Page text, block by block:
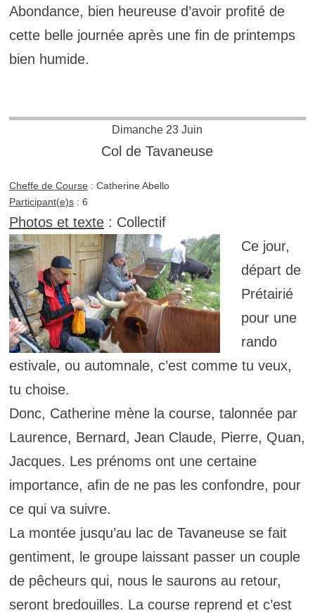
Abondance, bien heureuse d’avoir profité de
cette belle journée après une fin de printemps
bien humide.
Dimanche 23 Juin
Col de Tavaneuse
Cheffe de Course : Catherine Abello
Participant(e)s: 6
Photos et texte: Collectif
Ce jour,
départ de
Prétairié
pour une
rando
estivale, ou automnale, c’est comme tu veux,
tu choise.
Donc, Catherine mène la course, talonnée par
Laurence, Bernard, Jean Claude, Pierre, Quan,
Jacques. Les prénoms ont une certaine
importance, afin de ne pas les confondre, pour
ce qui va suivre.
La montée jusqu’au lac de Tavaneuse se fait
gentiment, le groupe laissant passer un couple
de pêcheurs qui, nous le saurons au retour,
seront bredouilles. La course reprend et c’est